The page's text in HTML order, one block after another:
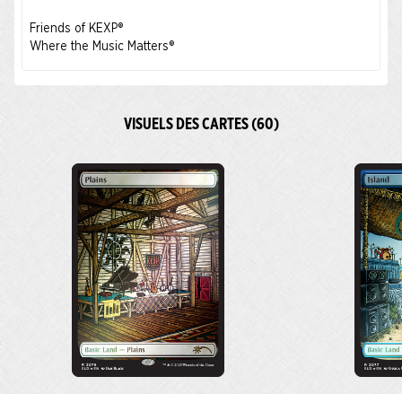
Friends of KEXP®
Where the Music Matters®
VISUELS DES CARTES (60)